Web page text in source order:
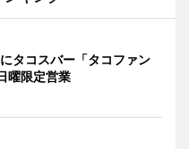
タコスバー「タコファン
曜限定営業